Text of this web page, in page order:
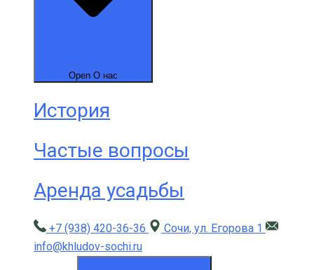
Open О нас
История
Частые вопросы
Аренда усадьбы
+7 (938) 420-36-36
Сочи, ул. Егорова 1
info@khludov-sochi.ru